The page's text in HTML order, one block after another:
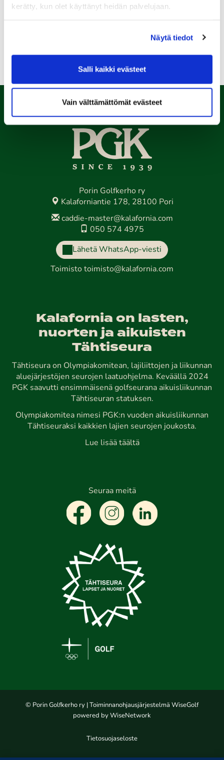
kerätty, kun olet käyttänyt heidän palvelujaan.
Näytä tiedot
Salli kaikki evästeet
Vain välttämättömät evästeet
11.08.
Porin Golfkerho ry
Kalaforniantie 178, 28100 Pori
caddie-master@kalafornia.com
050 574 4975
Lähetä WhatsApp-viesti
Toimisto toimisto@kalafornia.com
Kalafornia on lasten,
nuorten ja aikuisten
Tähtiseura
Tähtiseura on Olympiakomitean, lajiliittojen ja liikunnan
aluejärjestöjen seurojen laatuohjelma. Keväällä 2024
PGK saavutti ensimmäisenä golfseurana aikuisliikunnan
Tähtiseuran statuksen.
Olympiakomitea nimesi PGK:n vuoden aikuisliikunnan
Tähtiseuraksi kaikkien lajien seurojen joukosta.
Lue lisää täältä
Seuraa meitä
© Porin Golfkerho ry | Toiminnanohjausjärjestelmä WiseGolf
powered by WiseNetwork
Tietosuojaseloste